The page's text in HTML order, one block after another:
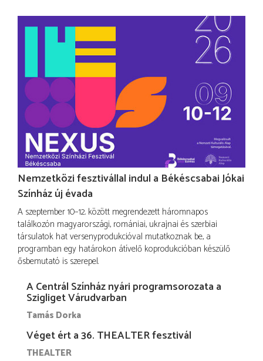
Nemzetközi fesztivállal indul a Békéscsabai Jókai
Színház új évada
A szeptember 10–12. között megrendezett háromnapos
találkozón magyarországi, romániai, ukrajnai és szerbiai
társulatok hat versenyprodukcióval mutatkoznak be, a
programban egy határokon átívelő koprodukcióban készülő
ősbemutató is szerepel.
A Centrál Színház nyári programsorozata a
Szigliget Várudvarban
Tamás Dorka
Véget ért a 36. THEALTER fesztivál
THEALTER